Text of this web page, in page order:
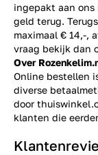
ingepakt aan ons
geld terug.
maximaal € 14,-,
vraag bekijk dan
Over
Online bestellen
diverse
door
klanten die